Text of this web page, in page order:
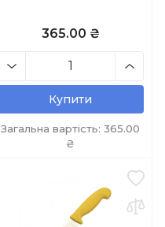
365.00 ₴
Купити
Загальна вартість: 365.00
₴